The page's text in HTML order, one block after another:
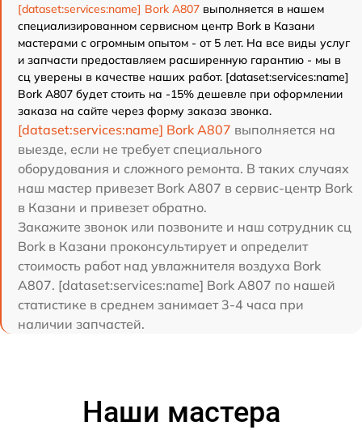
[dataset:services:name] Bork A807 выполняется в нашем
специализированном сервисном центр Bork в Казани
мастерами с огромным опытом - от 5 лет. На все виды услуг
и запчасти предоставляем расширенную гарантию - мы в
сц уверены в качестве наших работ. [dataset:services:name]
Bork A807 будет стоить на -15% дешевле при оформлении
заказа на сайте через форму заказа звонка.
[dataset:services:name] Bork A807 выполняется на
выезде, если не требует специального
оборудования и сложного ремонта. В таких случаях
наш мастер привезет Bork A807 в сервис-центр Bork
в Казани и привезет обратно.
Закажите звонок или позвоните и наш сотрудник сц
Bork в Казани проконсультирует и определит
стоимость работ над увлажнителя воздуха Bork
A807. [dataset:services:name] Bork A807 по нашей
статистике в среднем занимает 3-4 часа при
наличии запчастей.
Наши мастера